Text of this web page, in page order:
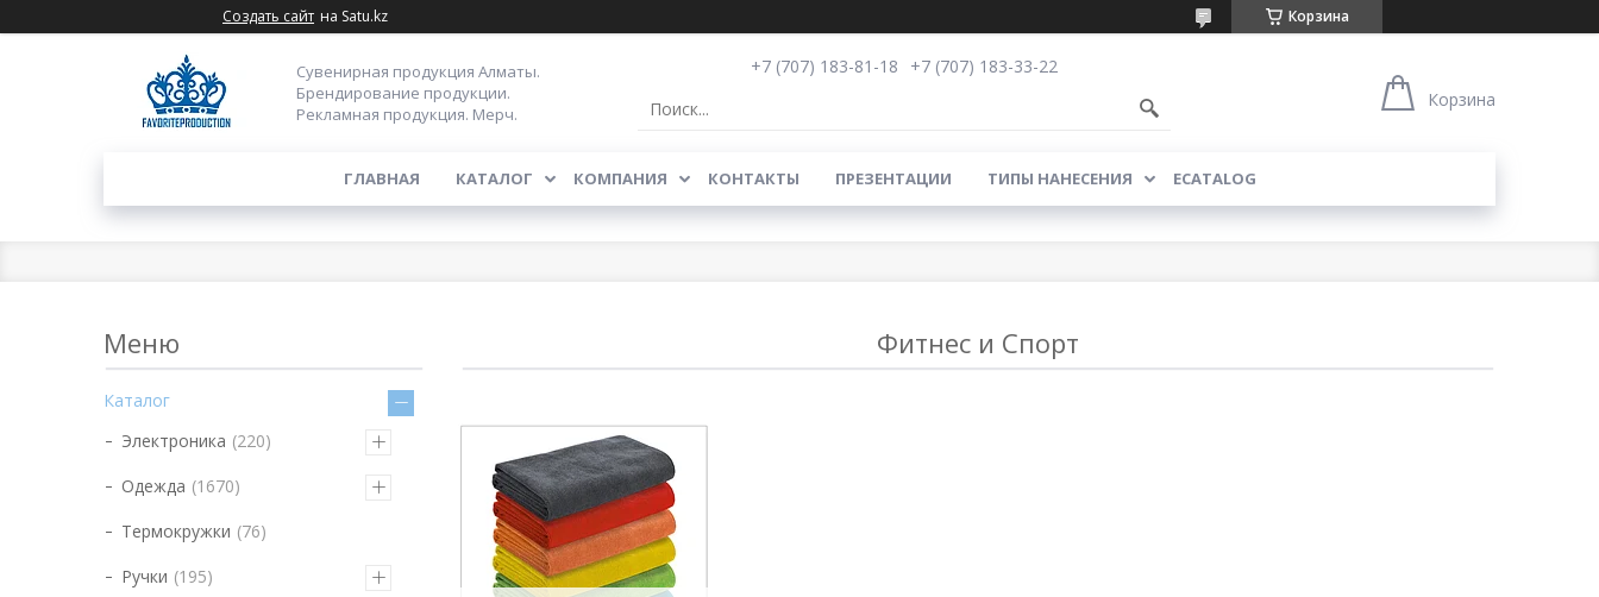
Создать сайт на Satu.kz Корзина
Сувенирная продукция Алматы.
Брендирование продукции.
Рекламная продукция. Мерч.
+7 (707) 183-81-18
+7 (707) 183-33-22
Корзина
ГЛАВНАЯ КАТАЛОГ КОМПАНИЯ КОНТАКТЫ ПРЕЗЕНТАЦИИ ТИПЫ НАНЕСЕНИЯ ECATALOG
Фитнес и Спорт
Каталог
Электроника 220
Одежда 1670
Термокружки 76
Ручки 195